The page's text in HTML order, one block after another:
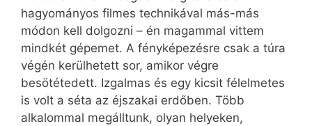
hagyományos filmes technikával más-más
módon kell dolgozni – én magammal vittem
mindkét gépemet. A fényképezésre csak a túra
végén kerülhetett sor, amikor végre
besötétedett. Izgalmas és egy kicsit félelmetes
is volt a séta az éjszakai erdőben. Több
alkalommal megálltunk, olyan helyeken,